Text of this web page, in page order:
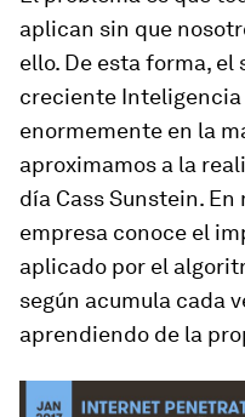
aplican sin que
ello. De esta forma,
creciente
enormemente en la
aproximamos a la
día Cass Sunstein.
empresa conoce el
aplicado por el
según acumula cada
aprendiendo de la